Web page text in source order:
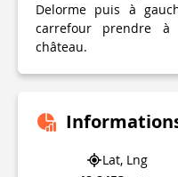
Delorme puis à
carrefour prendre
château.
Lat, Lng